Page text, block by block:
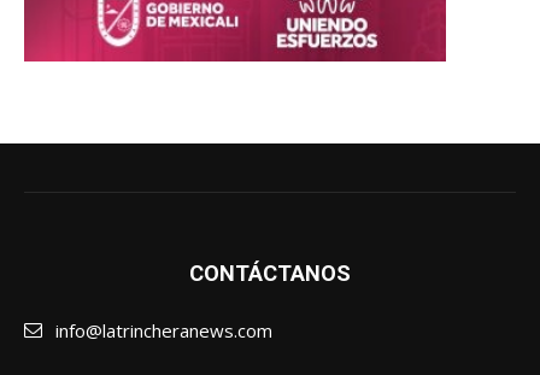
CONTÁCTANOS
info@latrincheranews.com